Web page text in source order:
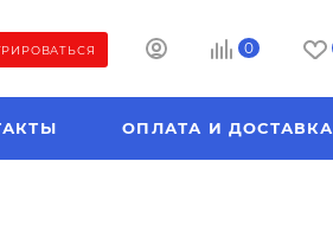
0
ОПЛАТА И ДОСТАВКА